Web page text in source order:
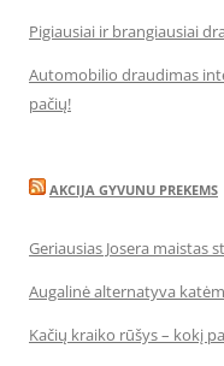
Pigiausiai ir brangiausiai
Automobilio draudimas
pačių!
AKCIJA GYVUNU PREKEMS
Geriausias Josera maistas
Augalinė alternatyva
Kačių kraiko rūšys – kokį